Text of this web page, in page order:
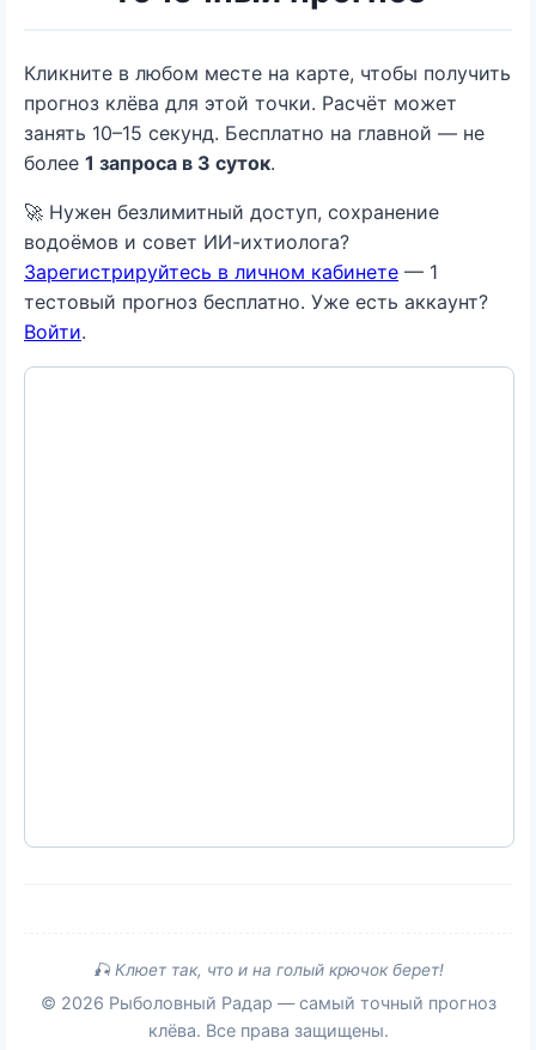
Кликните в любом месте на карте, чтобы получить
прогноз клёва для этой точки. Расчёт может
занять 10–15 секунд. Бесплатно на главной — не
более 1 запроса в 3 суток.
🚀 Нужен безлимитный доступ, сохранение
водоёмов и совет ИИ-ихтиолога?
Зарегистрируйтесь в личном кабинете — 1
тестовый прогноз бесплатно. Уже есть аккаунт?
Войти.
🎣 Клюет так, что и на голый крючок берет!
© 2026 Рыболовный Радар — самый точный прогноз
клёва. Все права защищены.